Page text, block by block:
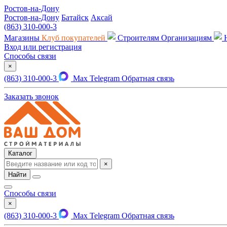
Ростов-на-Дону
Ростов-на-Дону Батайск Аксай
(863) 310-000-3
Магазины Клуб покупателей Строителям Организациям
Вход или регистрация
Способы связи
×
(863) 310-000-3 Max Telegram Обратная связь
Заказать звонок
Каталог
×
Найти
Способы связи
×
(863) 310-000-3 Max Telegram Обратная связь